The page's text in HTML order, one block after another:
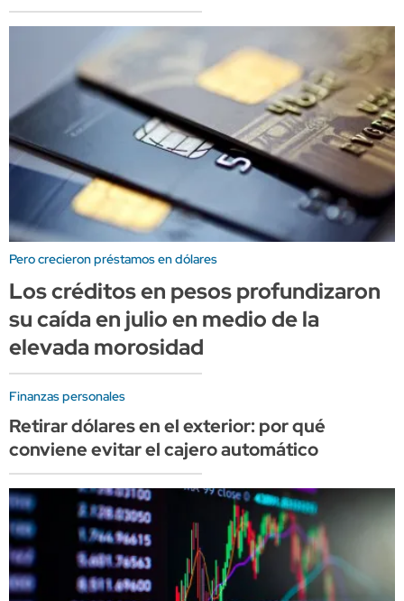
Pero crecieron préstamos en dólares
Los créditos en pesos profundizaron
su caída en julio en medio de la
elevada morosidad
Finanzas personales
Retirar dólares en el exterior: por qué
conviene evitar el cajero automático